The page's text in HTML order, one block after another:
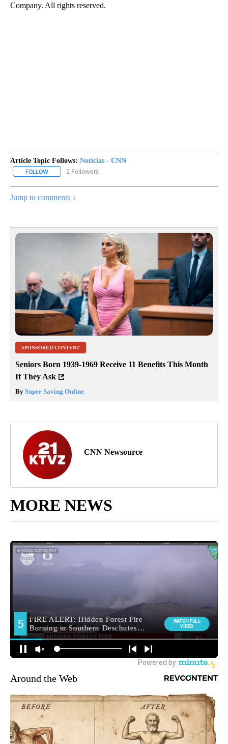
Company. All rights reserved.
Article Topic Follows: Noticias - CNN
FOLLOW FOLLOW "NOTICIAS - CNN" TO RECEIVE NOTIFICATIONS ABOUT
2 Followers
Jump to comments ↓
SPONSORED CONTENT
Seniors Born 1939-1969 Receive 11 Benefits This Month
If They Ask
By Super Saving Online
CNN Newsource
MORE NEWS
Around the Web